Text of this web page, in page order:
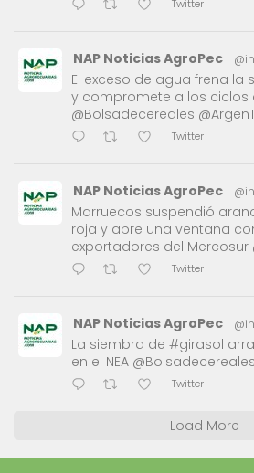
Twitter
NAP Noticias AgroPec
El exceso de agua frena la
y compromete a los ciclos
@Bolsadecereales
Twitter
NAP Noticias AgroPec
Marruecos suspendió
roja y abre una ventana
exportadores del Mercosur
Twitter
NAP Noticias AgroPec
La siembra de #girasol
en el NEA
Twitter
Load More